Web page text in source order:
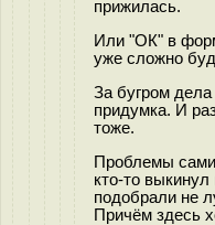
прижилась.
Или "ОК" в
уже сложно
За бугром
придумка. И
тоже.
Проблемы
кто-то
подобрали не
Причём здесь